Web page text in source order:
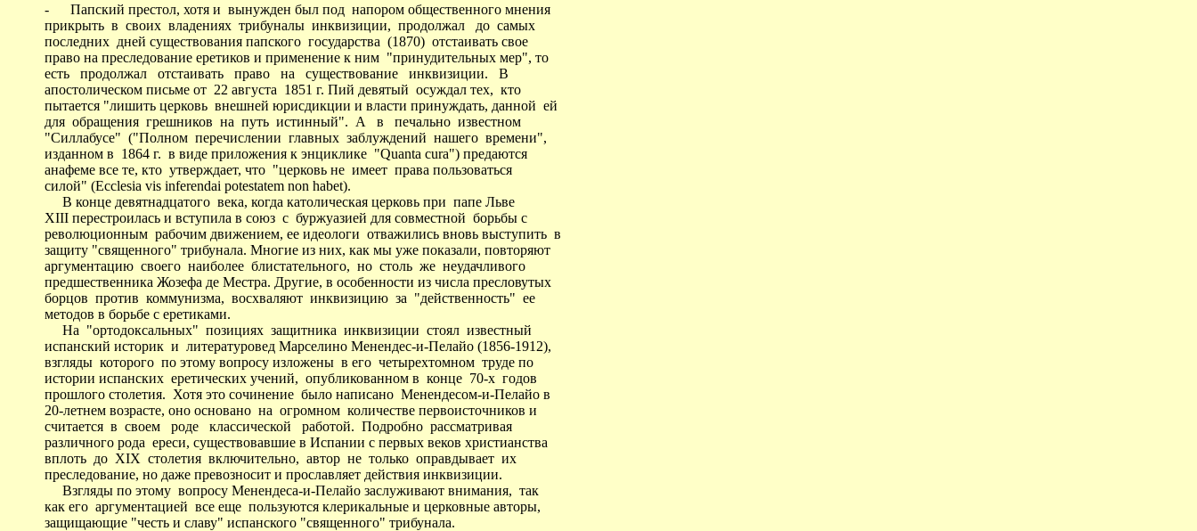
- Папский престол, хотя и вынужден был под напором общественного мнения
прикрыть в своих владениях трибуналы инквизиции, продолжал до самых
последних дней существования папского государства (1870) отстаивать свое
право на преследование еретиков и применение к ним "принудительных мер", то
есть продолжал отстаивать право на существование инквизиции. В
апостолическом письме от 22 августа 1851 г. Пий девятый осуждал тех, кто
пытается "лишить церковь внешней юрисдикции и власти принуждать, данной ей
для обращения грешников на путь истинный". А в печально известном
"Силлабусе" ("Полном перечислении главных заблуждений нашего времени",
изданном в 1864 г. в виде приложения к энциклике "Quanta cura") предаются
анафеме все те, кто утверждает, что "церковь не имеет права пользоваться
силой" (Ecclesia vis inferendai potestatem non habet).
В конце девятнадцатого века, когда католическая церковь при папе Льве
XIII перестроилась и вступила в союз с буржуазией для совместной борьбы с
революционным рабочим движением, ее идеологи отважились вновь выступить в
защиту "священного" трибунала. Многие из них, как мы уже показали, повторяют
аргументацию своего наиболее блистательного, но столь же неудачливого
предшественника Жозефа де Местра. Другие, в особенности из числа пресловутых
борцов против коммунизма, восхваляют инквизицию за "действенность" ее
методов в борьбе с еретиками.
На "ортодоксальных" позициях защитника инквизиции стоял известный
испанский историк и литературовед Марселино Менендес-и-Пелайо (1856-1912),
взгляды которого по этому вопросу изложены в его четырехтомном труде по
истории испанских еретических учений, опубликованном в конце 70-х годов
прошлого столетия. Хотя это сочинение было написано Менендесом-и-Пелайо в
20-летнем возрасте, оно основано на огромном количестве первоисточников и
считается в своем роде классической работой. Подробно рассматривая
различного рода ереси, существовавшие в Испании с первых веков христианства
вплоть до XIX столетия включительно, автор не только оправдывает их
преследование, но даже превозносит и прославляет действия инквизиции.
Взгляды по этому вопросу Менендеса-и-Пелайо заслуживают внимания, так
как его аргументацией все еще пользуются клерикальные и церковные авторы,
защищающие "честь и славу" испанского "священного" трибунала.